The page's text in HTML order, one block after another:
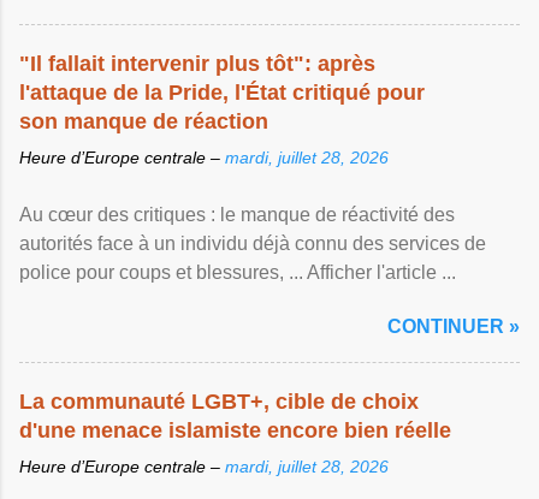
"Il fallait intervenir plus tôt": après
l'attaque de la Pride, l'État critiqué pour
son manque de réaction
Heure d’Europe centrale – mardi, juillet 28, 2026
Au cœur des critiques : le manque de réactivité des
autorités face à un individu déjà connu des services de
police pour coups et blessures, ... Afficher l'article ...
CONTINUER »
La communauté LGBT+, cible de choix
d'une menace islamiste encore bien réelle
Heure d’Europe centrale – mardi, juillet 28, 2026